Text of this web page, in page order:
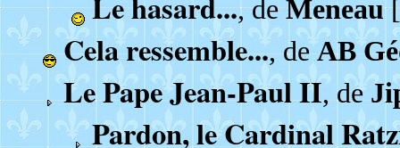
, deMeneau
Cela ressemble..., deAB
Le Pape Jean-Paul II, de
Pardon, le Cardinal